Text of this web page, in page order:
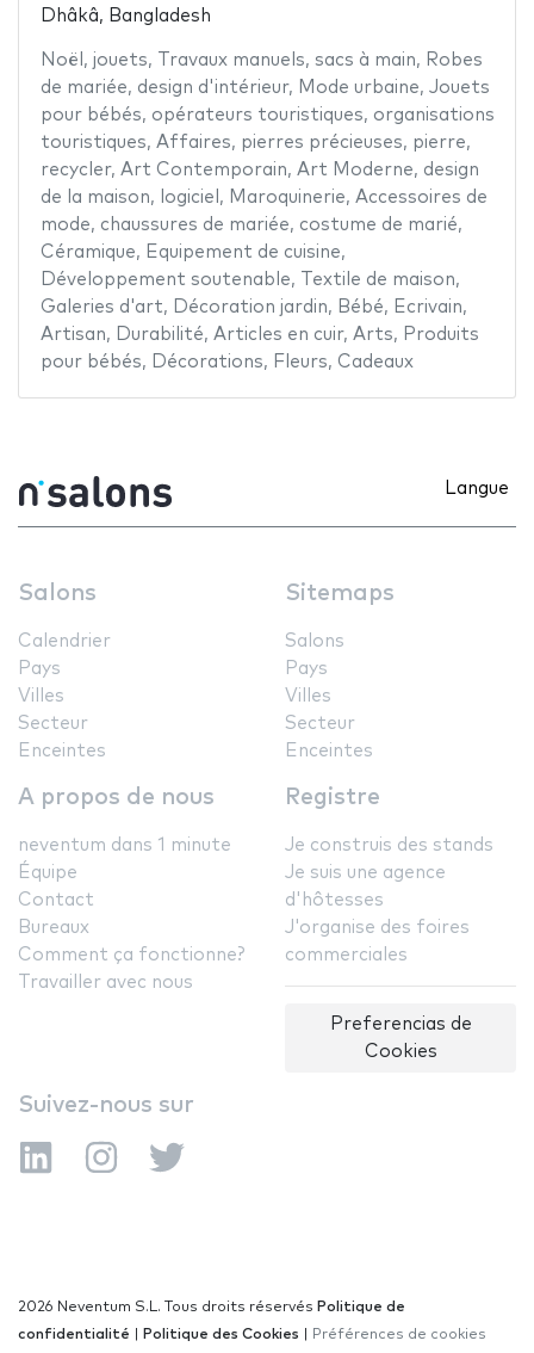
Dhâkâ, Bangladesh
Noël , jouets, Travaux manuels, sacs à main, Robes
de mariée, design d'intérieur, Mode urbaine, Jouets
pour bébés, opérateurs touristiques, organisations
touristiques, Affaires, pierres précieuses, pierre,
recycler, Art Contemporain, Art Moderne, design
de la maison, logiciel , Maroquinerie, Accessoires de
mode, chaussures de mariée, costume de marié,
Céramique, Equipement de cuisine,
Développement soutenable, Textile de maison,
Galeries d'art, Décoration jardin, Bébé, Ecrivain,
Artisan, Durabilité, Articles en cuir, Arts, Produits
pour bébés, Décorations, Fleurs, Cadeaux
Langue
Salons
Calendrier
Pays
Villes
Secteur
Enceintes
Sitemaps
Salons
Pays
Villes
Secteur
Enceintes
A propos de nous
neventum dans 1 minute
Équipe
Contact
Bureaux
Comment ça fonctionne?
Travailler avec nous
Registre
Je construis des stands
Je suis une agence
d'hôtesses
J'organise des foires
commerciales
Preferencias de
Cookies
Suivez-nous sur
2026 Neventum S.L. Tous droits réservés Politique de
confidentialité
Politique des Cookies Préférences de cookies